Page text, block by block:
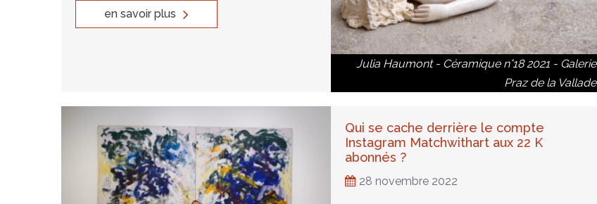
Julia Haumont - Céramique n°18 2021 - Galerie
Praz de la Vallade
en savoir plus
Qui se cache derrière le compte
Instagram Matchwithart aux 22 K
abonnés ?
28 novembre 2022